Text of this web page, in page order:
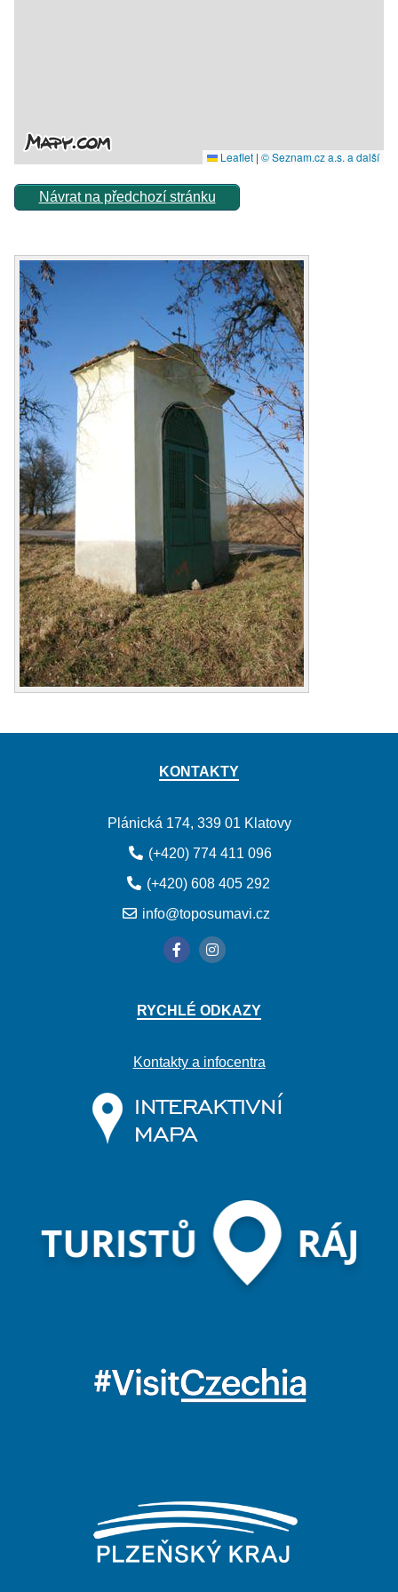
Návrat na předchozí stránku
KONTAKTY
Plánická 174, 339 01 Klatovy
(+420) 774 411 096
(+420) 608 405 292
info@toposumavi.cz
RYCHLÉ ODKAZY
Kontakty a infocentra